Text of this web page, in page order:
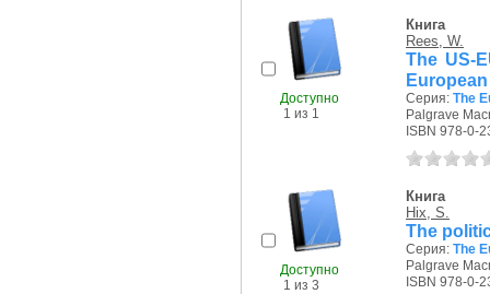
Доступно
1 из 1
Книга
Rees, W.
The US-
Серия: The
Palgrave
ISBN 978-0-
Доступно
1 из 3
Книга
Hix, S.
The
Серия: The
Palgrave
ISBN 978-0-